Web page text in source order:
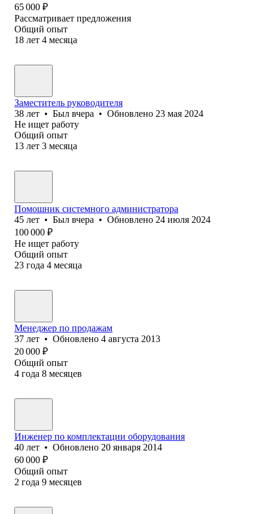
65 000 ₽
Рассматривает предложения
Общий опыт
18 лет 4 месяца
Заместитель руководителя
38 лет • Был вчера • Обновлено 23 мая 2024
Не ищет работу
Общий опыт
13 лет 3 месяца
Помошник системного администратора
45 лет • Был вчера • Обновлено 24 июля 2024
100 000 ₽
Не ищет работу
Общий опыт
23 года 4 месяца
Менеджер по продажам
37 лет • Обновлено 4 августа 2013
20 000 ₽
Общий опыт
4 года 8 месяцев
Инженер по комплектации оборудования
40 лет • Обновлено 20 января 2014
60 000 ₽
Общий опыт
2 года 9 месяцев